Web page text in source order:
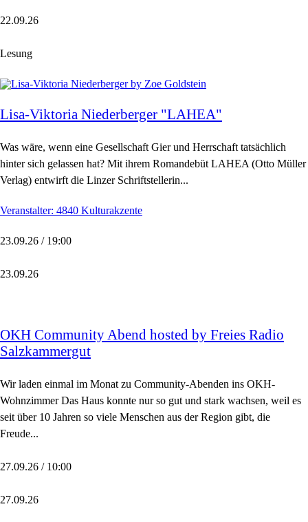
22.09.26
Lesung
Lisa-Viktoria Niederberger "LAHEA"
Was wäre, wenn eine Gesellschaft Gier und Herrschaft tatsächlich
hinter sich gelassen hat? Mit ihrem Romandebüt LAHEA (Otto Müller
Verlag) entwirft die Linzer Schriftstellerin...
Veranstalter: 4840 Kulturakzente
23.09.26 / 19:00
23.09.26
OKH Community Abend hosted by Freies Radio
Salzkammergut
Wir laden einmal im Monat zu Community-Abenden ins OKH-
Wohnzimmer Das Haus konnte nur so gut und stark wachsen, weil es
seit über 10 Jahren so viele Menschen aus der Region gibt, die
Freude...
27.09.26 / 10:00
27.09.26